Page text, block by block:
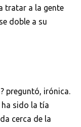
tratar a la gente
doble a su
preguntó, irónica.
ha sido la tía
cerca de la